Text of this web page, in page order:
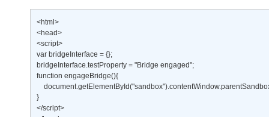
<html>
<head>
<script>
var bridgeInterface = {};
bridgeInterface.testProperty = "Bridge engaged";
function engageBridge(){
}
</script>